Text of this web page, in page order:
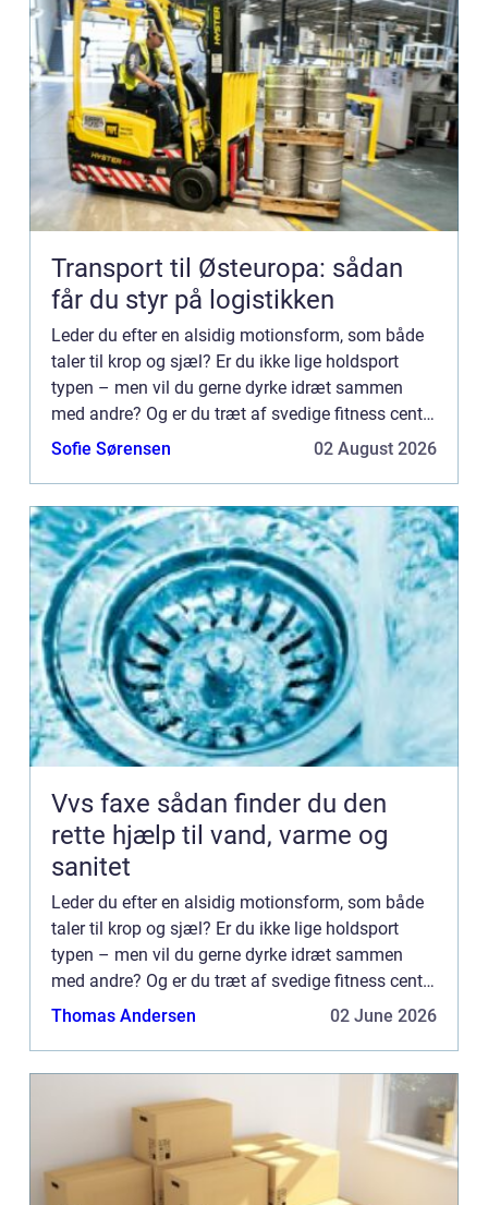
Transport til Østeuropa: sådan
får du styr på logistikken
Leder du efter en alsidig motionsform, som både
taler til krop og sjæl? Er du ikke lige holdsport
typen – men vil du gerne dyrke idræt sammen
med andre? Og er du træt af svedige fitness centre
og monotone øvelser ...
Sofie Sørensen 02 August 2026
Vvs faxe sådan finder du den
rette hjælp til vand, varme og
sanitet
Leder du efter en alsidig motionsform, som både
taler til krop og sjæl? Er du ikke lige holdsport
typen – men vil du gerne dyrke idræt sammen
med andre? Og er du træt af svedige fitness centre
og monotone øvelser ...
Thomas Andersen 02 June 2026